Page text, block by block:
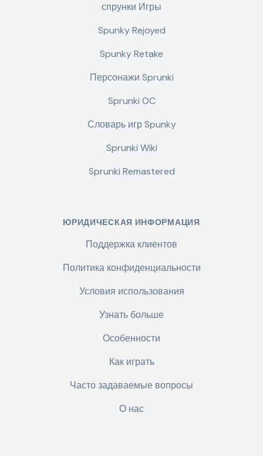
спрунки Игры
Spunky Rejoyed
Spunky Retake
Персонажи Sprunki
Sprunki OC
Словарь игр Spunky
Sprunki Wiki
Sprunki Remastered
ЮРИДИЧЕСКАЯ ИНФОРМАЦИЯ
Поддержка клиентов
Политика конфиденциальности
Условия использования
Узнать больше
Особенности
Как играть
Часто задаваемые вопросы
О нас